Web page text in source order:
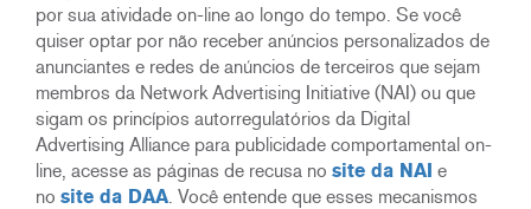
por sua atividade on-line ao longo do tempo. Se você
quiser optar por não receber anúncios personalizados de
anunciantes e redes de anúncios de terceiros que sejam
membros da Network Advertising Initiative (NAI) ou que
sigam os princípios autorregulatórios da Digital
Advertising Alliance para publicidade comportamental on-
line, acesse as páginas de recusa no site da NAI e
no site da DAA. Você entende que esses mecanismos